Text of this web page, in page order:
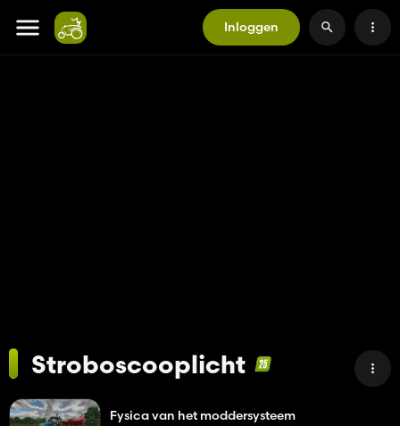
Inloggen
Stroboscooplicht
Fysica van het moddersysteem